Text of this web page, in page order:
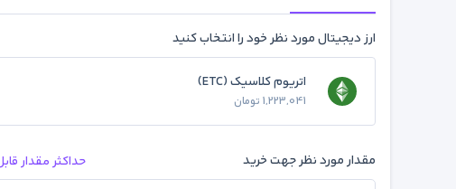
ارز دیجیتال مورد نظر خود را انتخاب کنید
اتریوم کلاسیک (ETC)
1,223,041 تومان
مقدار مورد نظر جهت خرید حداکثر مقدار